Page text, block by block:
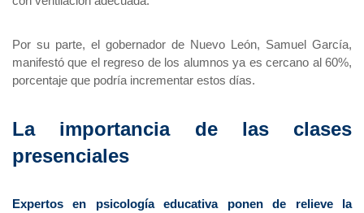
Por su parte, el gobernador de Nuevo León, Samuel García,
manifestó que el regreso de los alumnos ya es cercano al 60%,
porcentaje que podría incrementar estos días.
La importancia de las clases
presenciales
Expertos en psicología educativa ponen de relieve la